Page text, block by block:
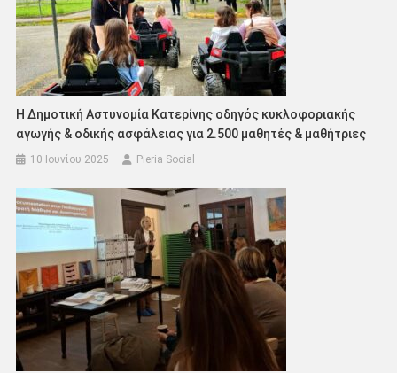
Η Δημοτική Αστυνομία Κατερίνης οδηγός κυκλοφοριακής
αγωγής & οδικής ασφάλειας για 2.500 μαθητές & μαθήτριες
10 Ιουνίου 2025 Pieria Social